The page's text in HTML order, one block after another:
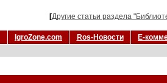
[Другие статьи раздела
IgroZone.com Ros-Новости
Е-